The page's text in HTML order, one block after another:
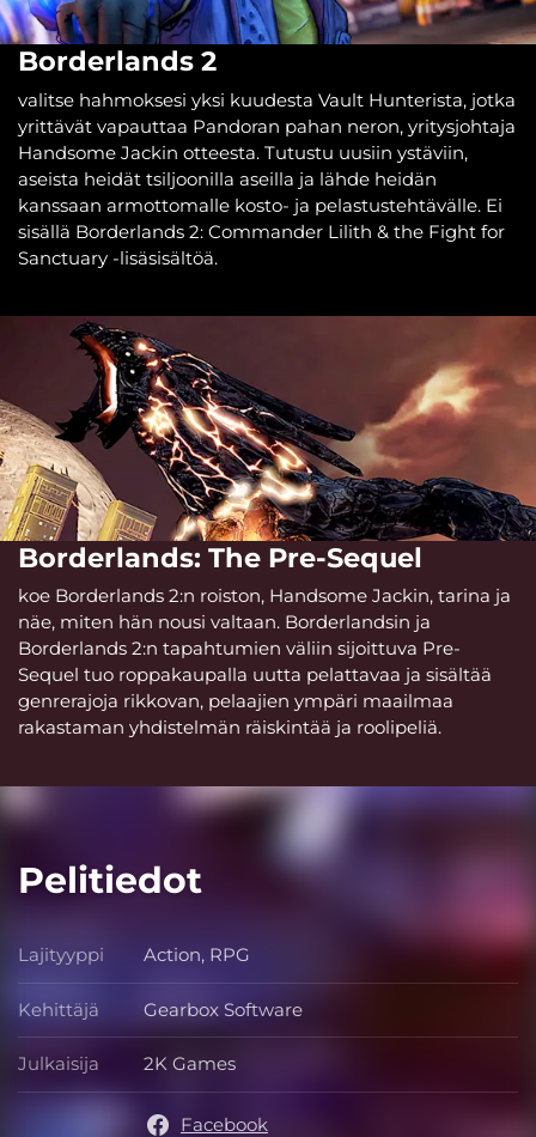
Borderlands 2
valitse hahmoksesi yksi kuudesta Vault Hunterista, jotka
yrittävät vapauttaa Pandoran pahan neron, yritysjohtaja
Handsome Jackin otteesta. Tutustu uusiin ystäviin,
aseista heidät tsiljoonilla aseilla ja lähde heidän
kanssaan armottomalle kosto- ja pelastustehtävälle. Ei
sisällä Borderlands 2: Commander Lilith & the Fight for
Sanctuary -lisäsisältöä.
Borderlands: The Pre-Sequel
koe Borderlands 2:n roiston, Handsome Jackin, tarina ja
näe, miten hän nousi valtaan. Borderlandsin ja
Borderlands 2:n tapahtumien väliin sijoittuva Pre-
Sequel tuo roppakaupalla uutta pelattavaa ja sisältää
genrerajoja rikkovan, pelaajien ympäri maailmaa
rakastaman yhdistelmän räiskintää ja roolipeliä.
Pelitiedot
Lajityyppi Lajityyppi
Action, RPG
Kehittäjä Kehittäjä
Gearbox Software
Julkaisija Julkaisija
2K Games
Facebook